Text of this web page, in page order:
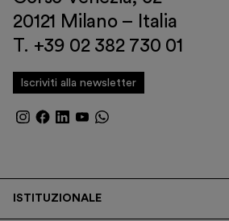
20121 Milano – Italia
T. +39 02 382 730 01
Iscriviti alla newsletter
ISTITUZIONALE